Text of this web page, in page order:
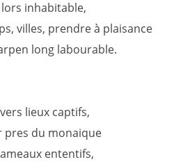
inhabitable,
villes, prendre à plaisance
long labourable.
lieux captifs,
pres du monaique
ententifs,